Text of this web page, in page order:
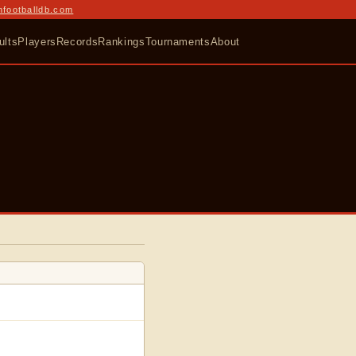
Players RecordsRankingsTournamentsAbout